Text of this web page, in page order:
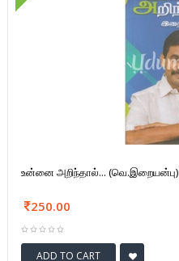
உன்னை அறிந்தால்... (வெ.இறையன்பு)
250.00
ADD TO CART